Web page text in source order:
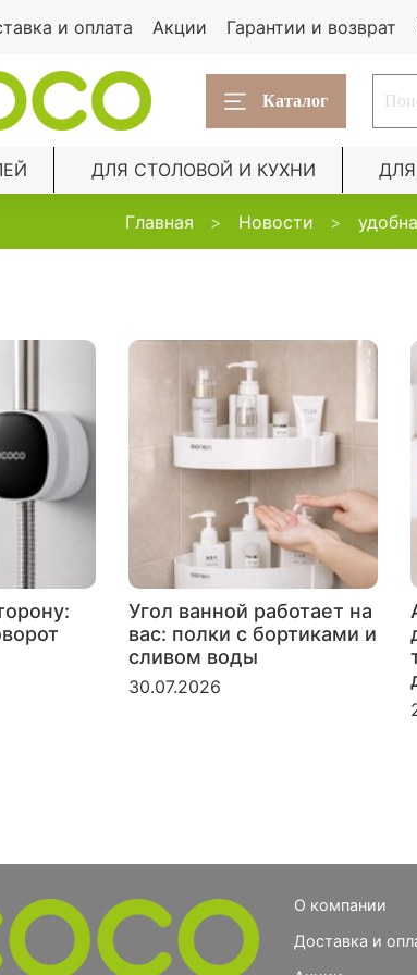
и оплата Акции Гарантии и возврат
Каталог
ДЛЯ СТОЛОВОЙ И КУХНИ
Главная Новости
Угол ванной работает на
вас: полки с бортиками и
сливом воды
30.07.2026
О компании
Доставка и